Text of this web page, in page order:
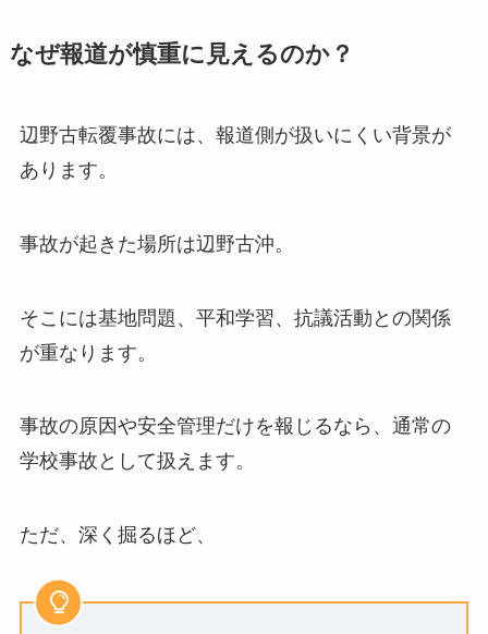
なぜ報道が慎重に見えるのか？
辺野古転覆事故には、報道側が扱いにくい背景が
あります。
事故が起きた場所は辺野古沖。
そこには基地問題、平和学習、抗議活動との関係
が重なります。
事故の原因や安全管理だけを報じるなら、通常の
学校事故として扱えます。
ただ、深く掘るほど、